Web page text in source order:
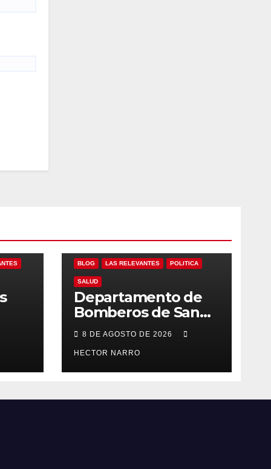
BLOG LAS RELEVANTES POLITICA
SALUD
Departamento de
Bomberos de San
José del Cabo
atendió 323
emergencias
durante julio
8 DE AGOSTO DE 2026
HECTOR NARRO